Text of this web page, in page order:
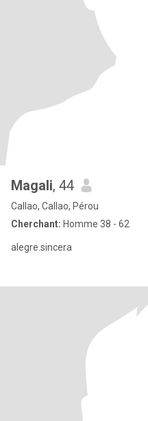
Magali, 44
Callao, Callao, Pérou
Cherchant: Homme 38 - 62
alegre.sincera